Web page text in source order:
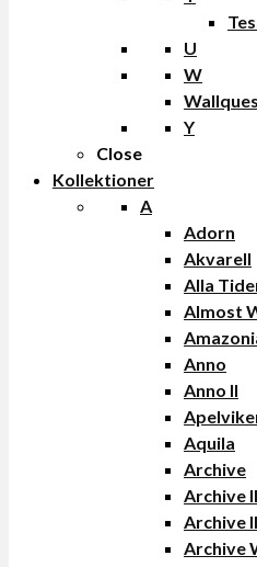
U
W
Y
Close
Kollektioner
A
Adorn
Akvarell
Alla
Almost
Anno
Anno II
Aquila
Archive
Archive
Archive
Archive